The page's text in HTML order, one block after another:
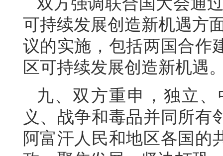
可持续发展创造新机遇方
议的实施，包括两国合作
区可持续发展创造新机遇
九、双方重申，独立
义、战争和毒品并同所有
阿富汗人民和地区各国的